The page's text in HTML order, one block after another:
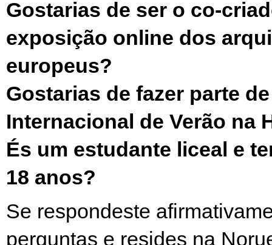
Gostarias de ser o co-
exposição online dos
europeus?
Gostarias de fazer parte
Internacional de Verão na
És um estudante liceal e
18 anos?
Se respondeste
perguntas e resides na